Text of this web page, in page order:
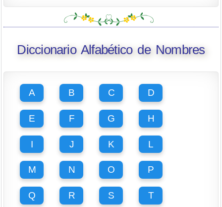
Diccionario Alfabético de Nombres
A B C D
E F G H
I J K L
M N O P
Q R S T